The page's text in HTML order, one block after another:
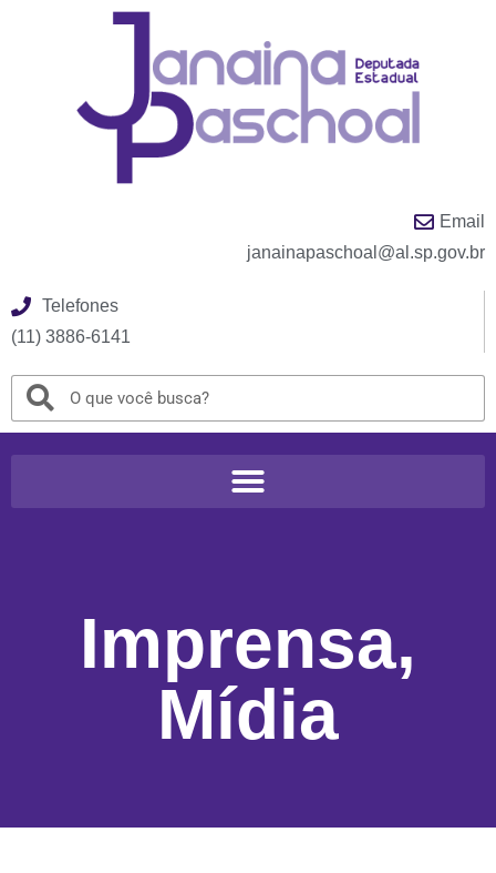
Email
janainapaschoal@al.sp.gov.br
Telefones
(11) 3886-6141
Imprensa,
Mídia